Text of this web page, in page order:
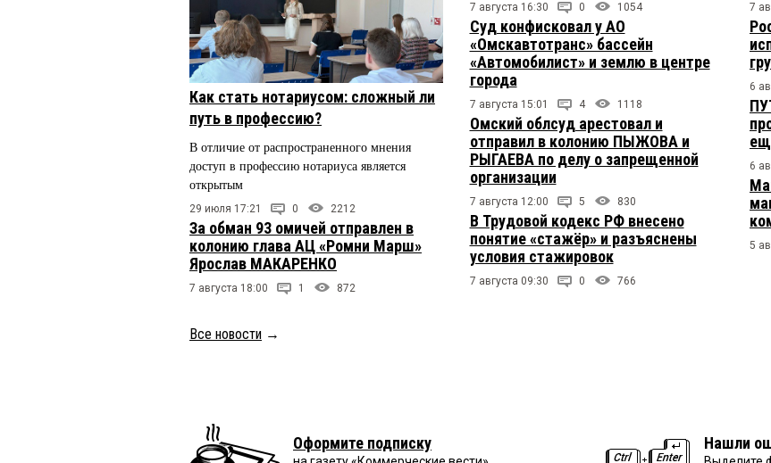
Как стать нотариусом: сложный ли
путь в профессию?
В отличие от распространенного мнения
доступ в профессию нотариуса является
открытым
29 июля 17:21 0 2212
За обман 93 омичей отправлен в
колонию глава АЦ «Ромни Марш»
Ярослав МАКАРЕНКО
7 августа 18:00 1 872
7 августа 16:30 0 1054
Суд конфисковал у АО
«Омскавтотранс» бассейн
«Автомобилист» и землю в центре
города
7 августа 15:01 4 1118
Омский облсуд арестовал и
отправил в колонию ПЫЖОВА и
РЫГАЕВА по делу о запрещенной
организации
7 августа 12:00 5 830
В Трудовой кодекс РФ внесено
понятие «стажёр» и разъяснены
условия стажировок
7 августа 09:30 0 766
7
6
6
5
Все новости →
Оформите подписку Нашли